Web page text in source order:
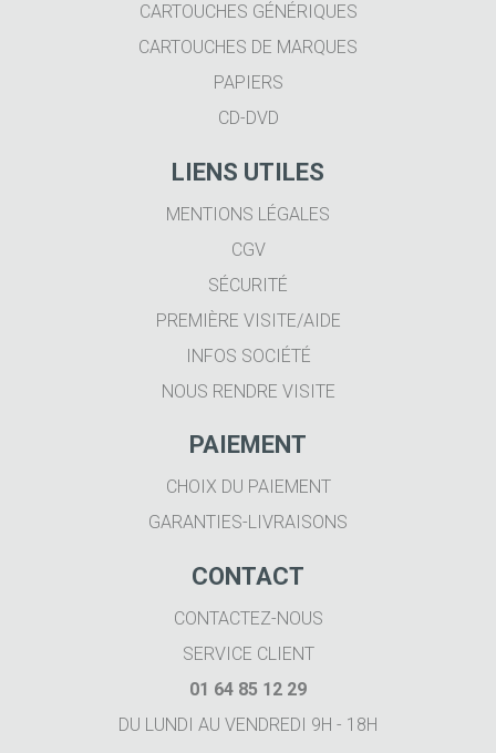
CARTOUCHES GÉNÉRIQUES
CARTOUCHES DE MARQUES
PAPIERS
CD-DVD
LIENS UTILES
MENTIONS LÉGALES
CGV
SÉCURITÉ
PREMIÈRE VISITE/AIDE
INFOS SOCIÉTÉ
NOUS RENDRE VISITE
PAIEMENT
CHOIX DU PAIEMENT
GARANTIES-LIVRAISONS
CONTACT
CONTACTEZ-NOUS
SERVICE CLIENT
01 64 85 12 29
DU LUNDI AU VENDREDI 9H - 18H